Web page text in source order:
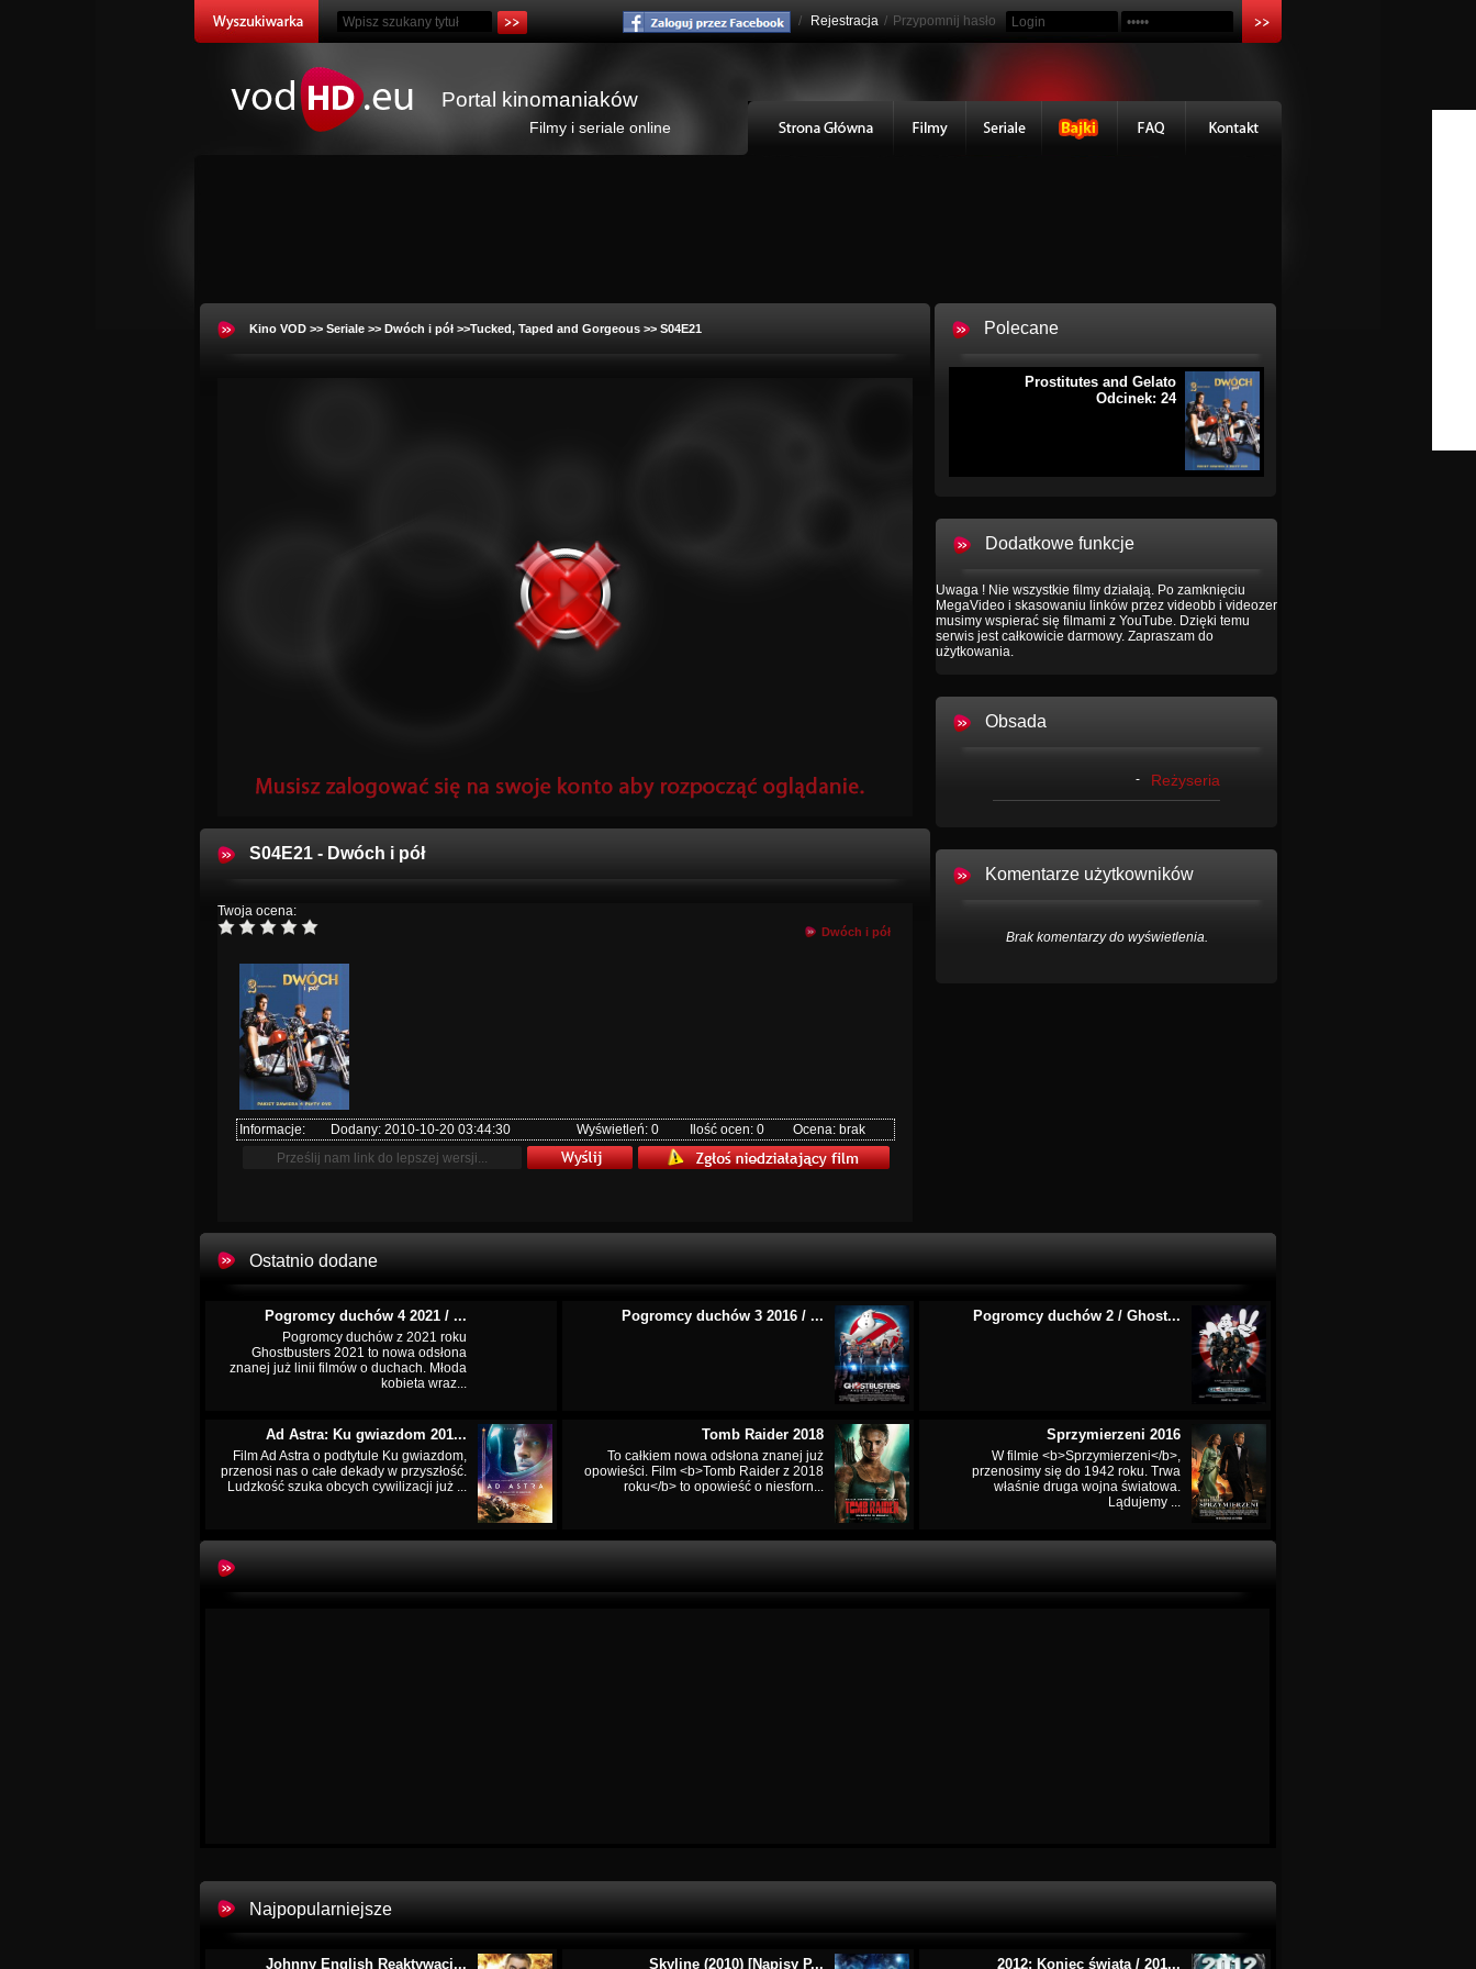
/ Rejestracja / Przypomnij hasło
Portal kinomaniaków
Filmy i seriale online
Kino VOD >> Seriale >> Dwóch i pół >>Tucked, Taped and Gorgeous >> S04E21
S04E21 - Dwóch i pół
Twoja ocena:
Dwóch i pół
Informacje: Dodany: 2010-10-20 03:44:30 Wyświetleń: 0 Ilość ocen: 0 Ocena: brak
Polecane
Prostitutes and Gelato
Odcinek: 24
Dodatkowe funkcje
Uwaga ! Nie wszystkie filmy działają. Po zamknięciu
MegaVideo i skasowaniu linków przez videobb i videozer
musimy wspierać się filmami z YouTube. Dzięki temu
serwis jest całkowicie darmowy. Zapraszam do
użytkowania.
Obsada
- Reżyseria
Komentarze użytkowników
Brak komentarzy do wyświetlenia.
Ostatnio dodane
Pogromcy duchów 4 2021 / ...
Pogromcy duchów z 2021 roku
Ghostbusters 2021 to nowa odsłona
znanej już linii filmów o duchach. Młoda
kobieta wraz...
Pogromcy duchów 3 2016 / ... Pogromcy duchów 2 / Ghost...
Ad Astra: Ku gwiazdom 201...
Film Ad Astra o podtytule Ku gwiazdom,
przenosi nas o całe dekady w przyszłość.
Ludzkość szuka obcych cywilizacji już ...
Tomb Raider 2018
To całkiem nowa odsłona znanej już
opowieści. Film <b>Tomb Raider z 2018
roku</b> to opowieść o niesforn...
Sprzymierzeni 2016
W filmie <b>Sprzymierzeni</b>,
przenosimy się do 1942 roku. Trwa
właśnie druga wojna światowa.
Lądujemy ...
Najpopularniejsze
Johnny English Reaktywacj... Skyline (2010) [Napisy P... 2012: Koniec świata / 201...